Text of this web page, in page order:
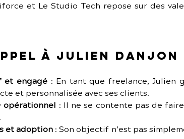
et Le Studio Tech repose sur des
à Julien Danjon
et engagé : En tant que freelance,
et personnalisée avec ses clients.
opérationnel : Il ne se contente pas de
et adoption : Son objectif n’est pas